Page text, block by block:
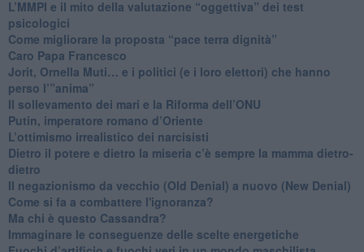
​L’MMPI e il mito della valutazione “oggettiva” dei test
psicologici
Come migliorare la proposta “pace terra dignità”
Caro Papa Francesco
​Jorit, Ornella Muti… e i politici (e i loro elettori) che hanno
perso l’”anima”
​Il sollevamento dei mari e la Riforma dell’ONU
Putin, imperatore romano d’Oriente
​L’ottimismo irrealistico dei narcisisti
​Dietro il potere e dietro la miseria c’è sempre la mamma dietro-
dietro
Il negazionismo da vecchio (Old Denial) a nuovo (New Denial)
Come si fa a combattere l'ignoranza?
Ma chi è questo Cassandra?
Immaginare le conseguenze delle scelte energetiche